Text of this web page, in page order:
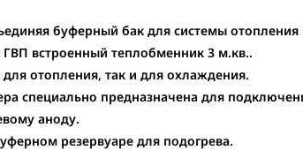
буферный бак для системы
встроенный теплобменник 3 м.кв..
отопления, так и для охлаждения.
специально предназначена для
аноду.
резервуаре для подогрева.